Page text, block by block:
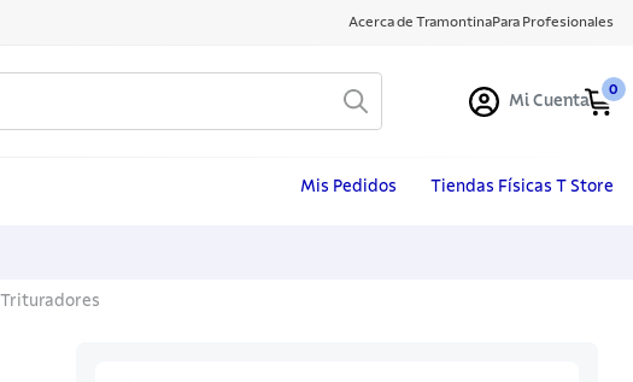
Acerca de TramontinaPara Profesionales
Mi Cuenta
0
Mis Pedidos Tiendas Físicas T Store
Trituradores